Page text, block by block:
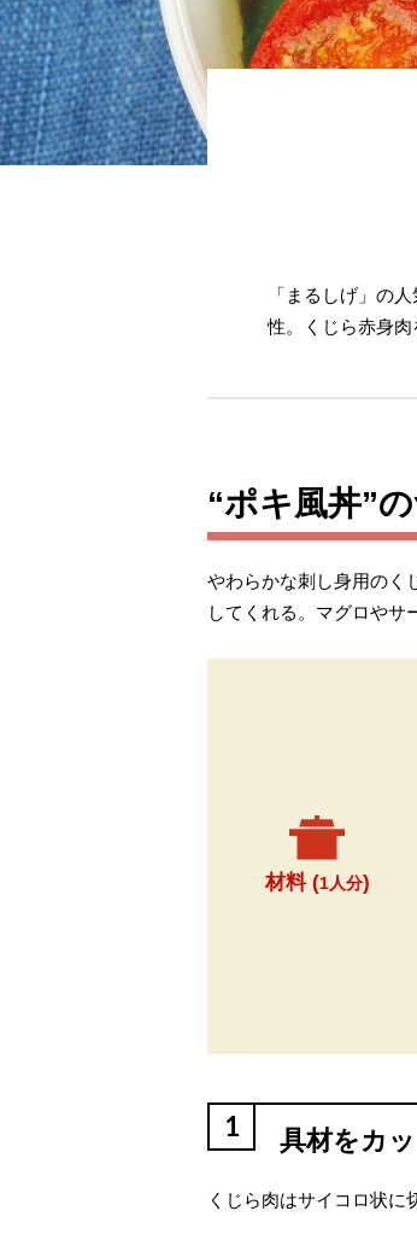
「まるしげ」の
性。くじら赤身
“ポキ風丼”
やわらかな刺し身用のく
してくれる。マグロやサ
材料 (1人分)
1 具材をカ
くじら肉はサイコロ状に